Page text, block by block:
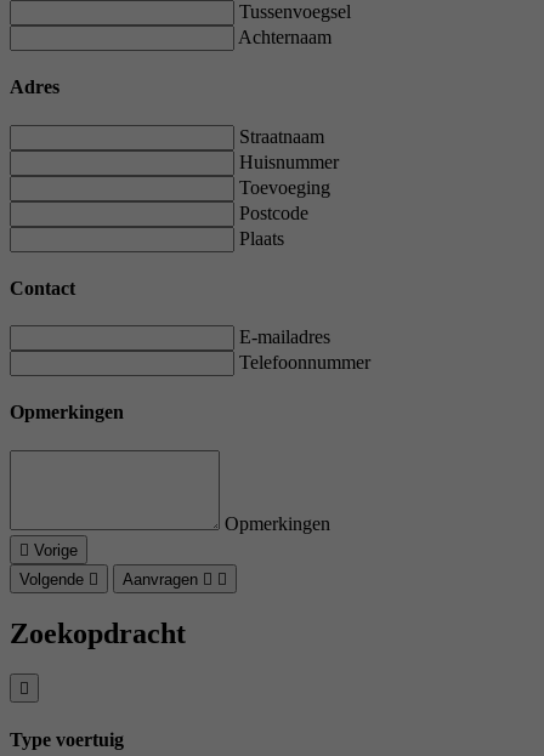
Tussenvoegsel
Achternaam
Adres
Straatnaam
Huisnummer
Toevoeging
Postcode
Plaats
Contact
E-mailadres
Telefoonnummer
Opmerkingen
Opmerkingen
Vorige
Volgende
Aanvragen
Zoekopdracht
Type voertuig